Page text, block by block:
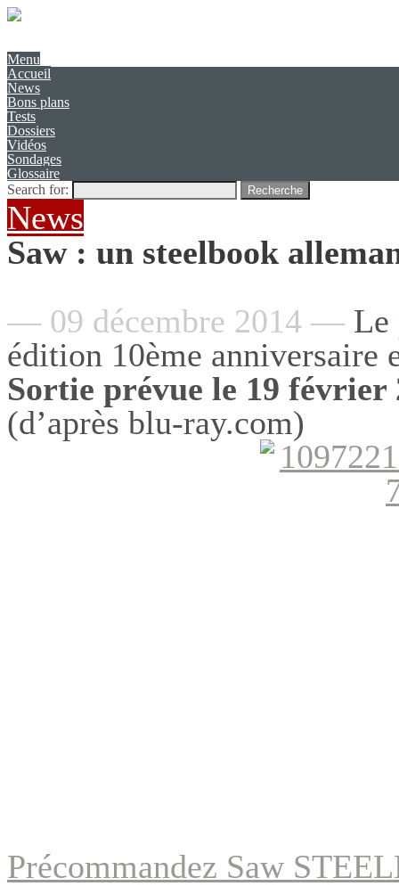
Menu
Accueil
News
Bons plans
Tests
Dossiers
Vidéos
Sondages
Glossaire
Search for:
Recherche
News
Saw : un steelbook
— 09 décembre 2014 — Le
édition 10ème anniversaire
Sortie prévue le 19 février
(d’après blu-ray.com)
Précommandez Saw